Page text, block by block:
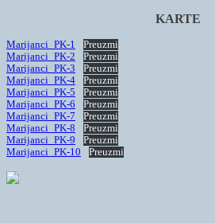
KARTE
Marijanci_PK-1
Preuzmi
Marijanci_PK-2
Preuzmi
Marijanci_PK-3
Preuzmi
Marijanci_PK-4
Preuzmi
Marijanci_PK-5
Preuzmi
Marijanci_PK-6
Preuzmi
Marijanci_PK-7
Preuzmi
Marijanci_PK-8
Preuzmi
Marijanci_PK-9
Preuzmi
Marijanci_PK-10
Preuzmi